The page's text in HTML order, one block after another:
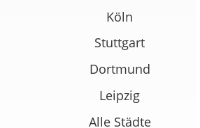
Köln
Stuttgart
Dortmund
Leipzig
Alle Städte